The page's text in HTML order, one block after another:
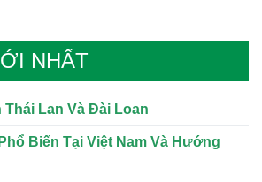
NHẤT
Lan Và Đài Loan
Biến Tại Việt Nam Và Hướng